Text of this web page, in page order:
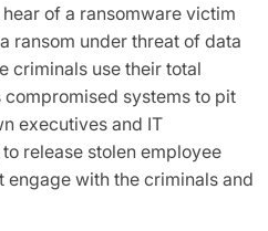
of a ransomware victim
ransom under threat of data
criminals use their total
compromised systems to pit
executives and IT
release stolen employee
with the criminals and